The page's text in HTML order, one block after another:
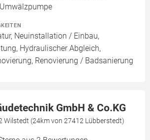
Neuinstallation / Einbau,
Hydraulischer Abgleich,
Renovierung / Badsanierung
GmbH & Co.KG
Wilstedt (24km von 27412 Lübberstedt)